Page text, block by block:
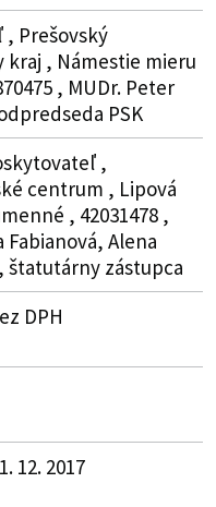
Prešovský
kraj , Námestie mieru
, MUDr. Peter
PSK
,
centrum , Lipová
, 42031478 ,
Fabianová, Alena
štatutárny zástupca
DPH
12. 2017